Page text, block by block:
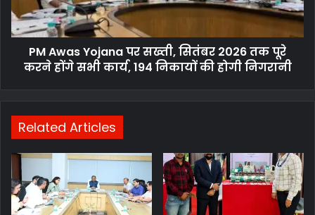
PM Awas Yojana पर सख्ती, सितंबर 2026 तक पूरे
करने होंगे सभी कार्य, 194 निकायों की होगी निगरानी
Related Articles